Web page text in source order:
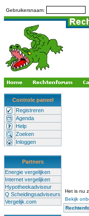
Gebruikersnaam:
Controle paneel
Registreren
Agenda
Help
Zoeken
Inloggen
Partners
Energie vergelijken
Internet vergelijken
Hypotheekadviseur
Q Scheidingsadviseurs
Vergelijk.com
Het is nu
Bekijk